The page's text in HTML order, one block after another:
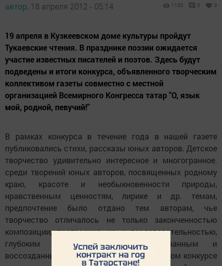
автор, 18 апреля 2012 - 05:14 1100 0 0
19 апреля в Кузкеевском доме культуры пройдут
Тукаевские чтения. В празднике поэзии ожидается
участие известных писателей и поэтов. Здесь будут
подведены и итоги конкурса, объявленного творческим
коллективом газеты совместно с местной
организацией Всемирного Конгресса татар "О, язык
мой, родной, певучий!"
В рамках конкурса в течение года в нашей газете
публиковались стихи, рассказы юных авторов. Детское
творчество удивительно интересное и многогранное.
среди творений юных авторов, посвященных родному
краю, красоте и необыкновенности природы,
нравственным ценностям, лирике и др. темам,
предпочтение было отдано тем авторам, чье
творчество отличалось не только законченностью
композиции, построения, но и последовательностью,
глубоким смыслом, четко обрисованным и
воссозданным образом. Первое место в этом конкурсе